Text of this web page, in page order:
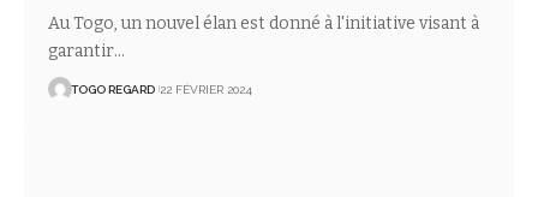
Au Togo, un nouvel élan est donné à l'initiative visant à
garantir…
TOGO REGARD 22 FÉVRIER 2024